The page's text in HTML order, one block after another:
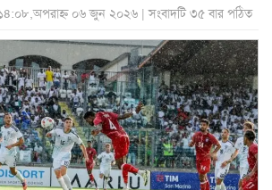
০৬ জুন ২০২৬ | সংবাদটি ৩৫ বার পঠিত